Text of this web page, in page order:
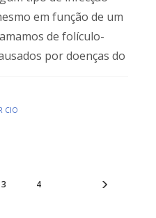
em função de um
de folículo-
por doenças do
CIO
3 4